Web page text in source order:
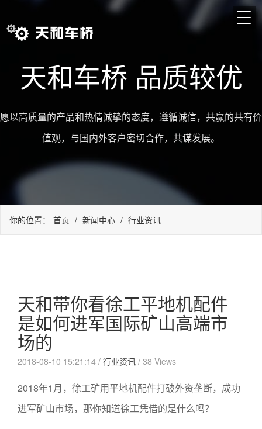
天和车桥 品质较优
愿以高质量的产品和热情诚挚的态度，遵循诚信，共赢的共有价
值观，与国内外客户密切合作，共谋发展。
你的位置： 首页 / 新闻中心 / 行业资讯
天和带你看徐工平地机配件
是如何进军国际矿山高端市
场的
2018-08-10 15:21:14 / 行业资讯 / 38 Views
2018年1月，徐工矿用平地机配件打破外资垄断，成功
进军矿山市场，那你知道徐工凭借的是什么吗？